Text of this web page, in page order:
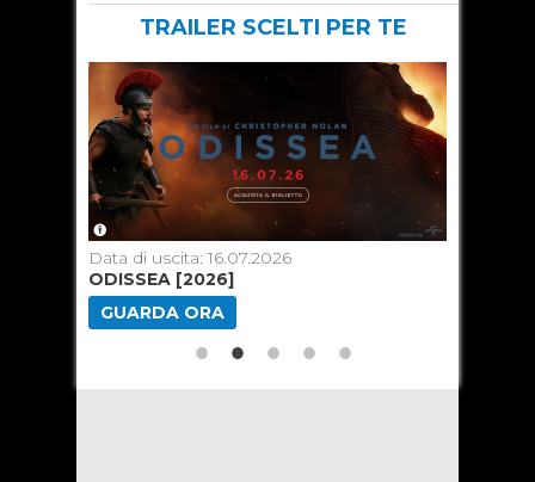
TRAILER SCELTI PER TE
Data di uscita: 16.07.2026
ODISSEA [2026]
GUARDA ORA